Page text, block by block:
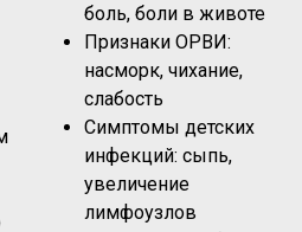
боль, боли в животе
Признаки ОРВИ:
насморк, чихание,
слабость
Симптомы детских
инфекций: сыпь,
увеличение
лимфоузлов